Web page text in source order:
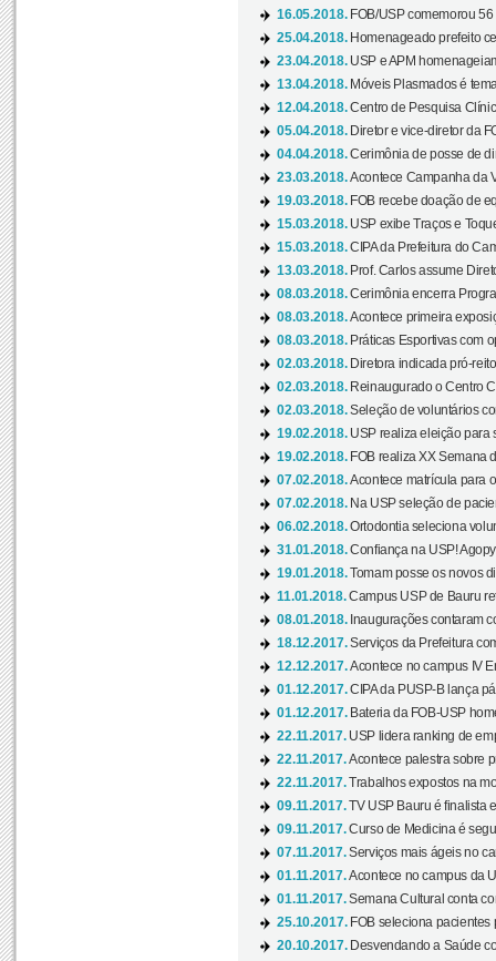
16.05.2018. FOB/USP comemorou
25.04.2018. Homenageado prefeito
23.04.2018. USP e APM
13.04.2018. Móveis Plasmados é
12.04.2018.Centro de Pesquisa
05.04.2018. Diretor e vice-diretor da
04.04.2018.Cerimônia de posse de
23.03.2018.Acontece Campanha da
19.03.2018. FOB recebe doação de
15.03.2018. USP exibe Traços e
15.03.2018.CIPA da Prefeitura do
13.03.2018. Prof. Carlos assume
08.03.2018.Cerimônia encerra
08.03.2018.Acontece primeira
08.03.2018. Práticas Esportivas com
02.03.2018. Diretora indicada pró-
02.03.2018. Reinaugurado o Centro
02.03.2018.Seleção de voluntários
19.02.2018. USP realiza eleição para
19.02.2018. FOB realiza XX Semana
07.02.2018.Acontece matrícula para
07.02.2018. Na USP seleção de
06.02.2018.Ortodontia seleciona
31.01.2018.Confiança na USP!
19.01.2018.Tomam posse os novos
11.01.2018.Campus USP de Bauru
08.01.2018. Inaugurações contaram
18.12.2017.Serviços da Prefeitura
12.12.2017.Acontece no campus IV
01.12.2017.CIPA da PUSP-B lança
01.12.2017. Bateria da FOB-USP
22.11.2017. USP lidera ranking de
22.11.2017.Acontece palestra sobre
22.11.2017.Trabalhos expostos na
09.11.2017.TV USP Bauru é finalista
09.11.2017.Curso de Medicina é
07.11.2017.Serviços mais ágeis no
01.11.2017.Acontece no campus da
01.11.2017.Semana Cultural conta
25.10.2017. FOB seleciona pacientes
20.10.2017. Desvendando a Saúde